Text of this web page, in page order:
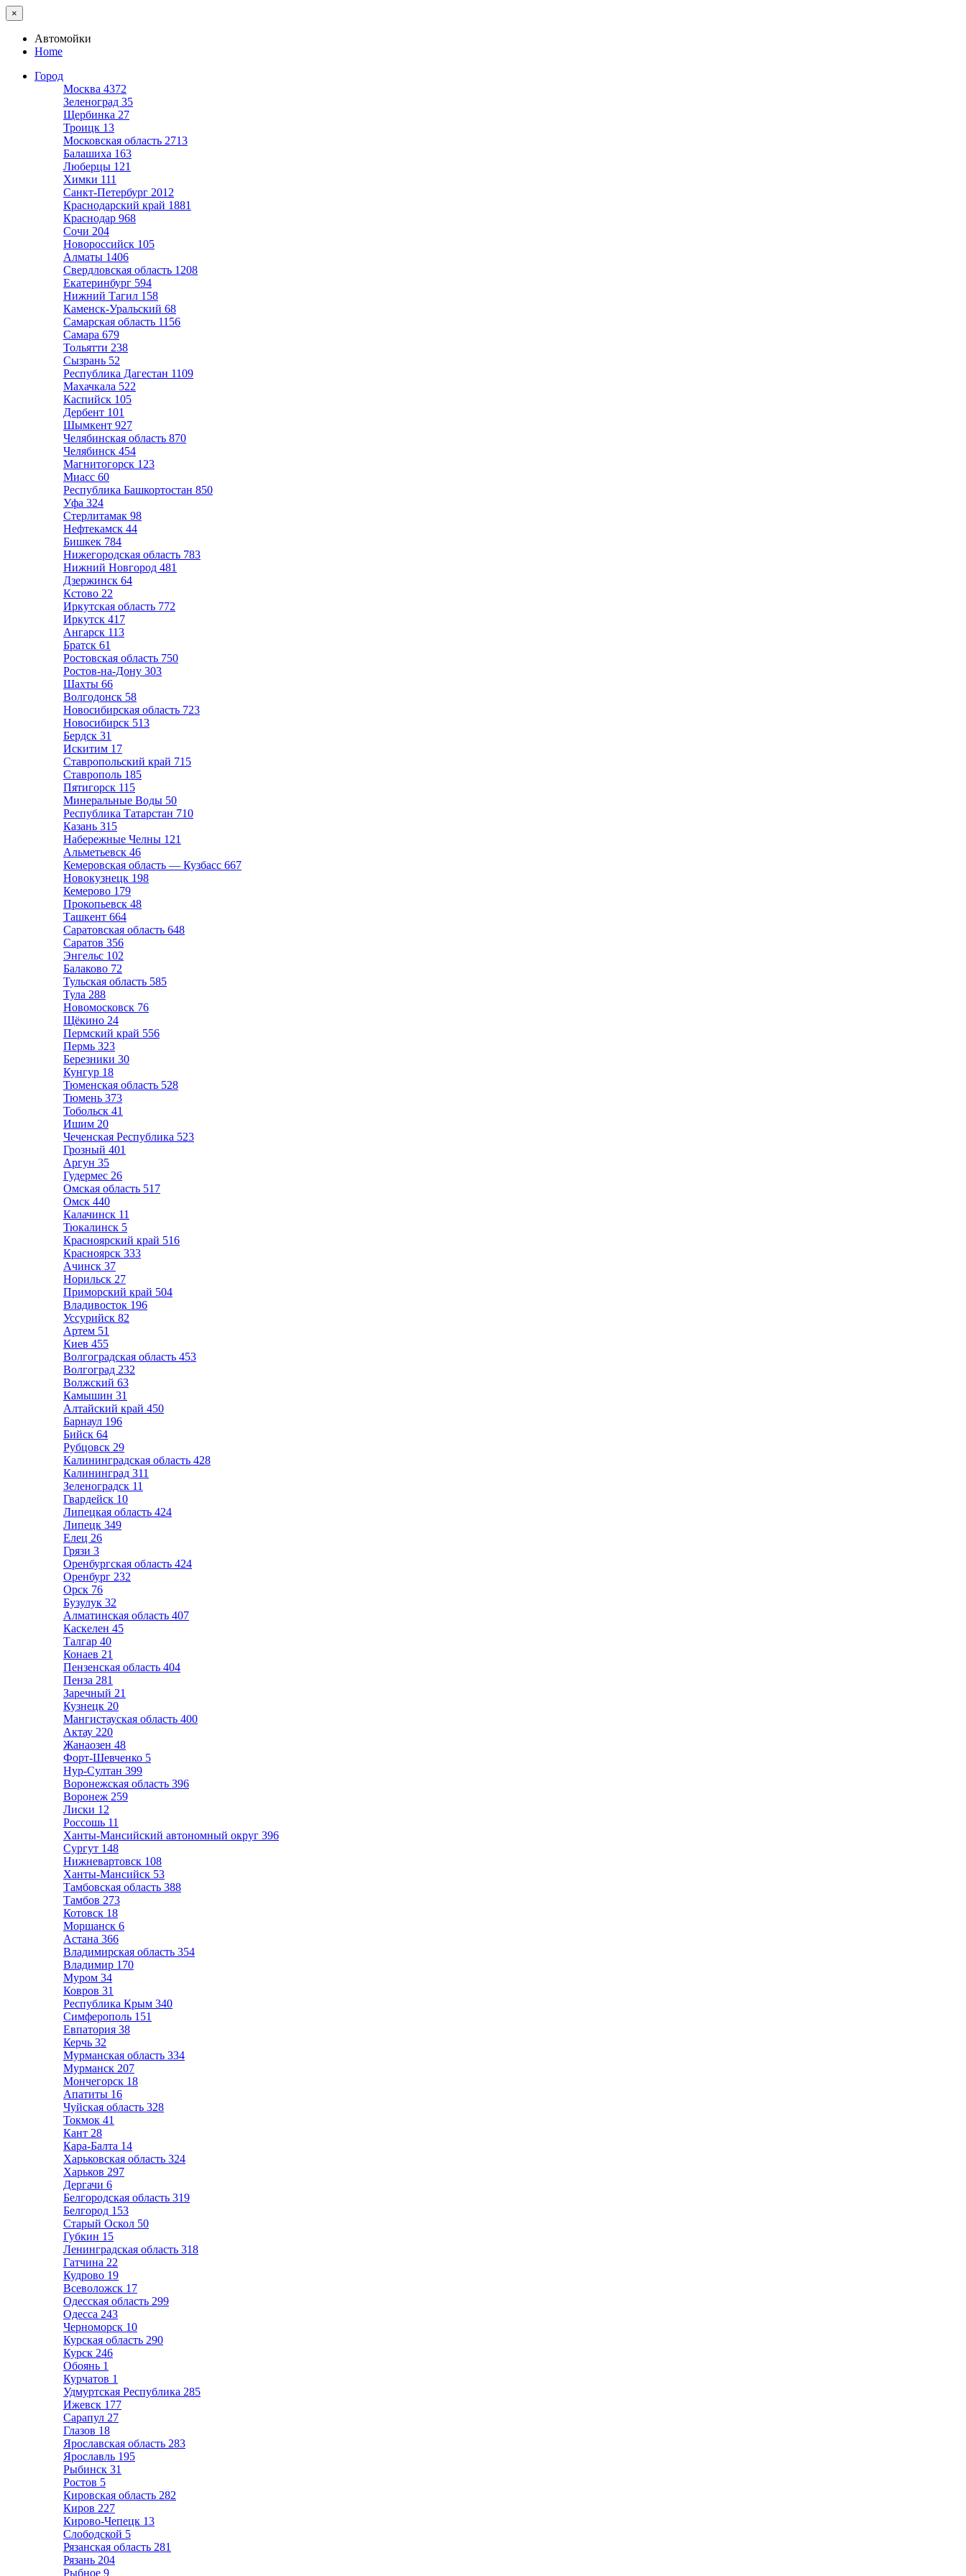
×
Автомойки
Home
Город
Москва 4372
Зеленоград 35
Щербинка 27
Троицк 13
Московская область 2713
Балашиха 163
Люберцы 121
Химки 111
Санкт-Петербург 2012
Краснодарский край 1881
Краснодар 968
Сочи 204
Новороссийск 105
Алматы 1406
Свердловская область 1208
Екатеринбург 594
Нижний Тагил 158
Каменск-Уральский 68
Самарская область 1156
Самара 679
Тольятти 238
Сызрань 52
Республика Дагестан 1109
Махачкала 522
Каспийск 105
Дербент 101
Шымкент 927
Челябинская область 870
Челябинск 454
Магнитогорск 123
Миасс 60
Республика Башкортостан 850
Уфа 324
Стерлитамак 98
Нефтекамск 44
Бишкек 784
Нижегородская область 783
Нижний Новгород 481
Дзержинск 64
Кстово 22
Иркутская область 772
Иркутск 417
Ангарск 113
Братск 61
Ростовская область 750
Ростов-на-Дону 303
Шахты 66
Волгодонск 58
Новосибирская область 723
Новосибирск 513
Бердск 31
Искитим 17
Ставропольский край 715
Ставрополь 185
Пятигорск 115
Минеральные Воды 50
Республика Татарстан 710
Казань 315
Набережные Челны 121
Альметьевск 46
Кемеровская область — Кузбасс 667
Новокузнецк 198
Кемерово 179
Прокопьевск 48
Ташкент 664
Саратовская область 648
Саратов 356
Энгельс 102
Балаково 72
Тульская область 585
Тула 288
Новомосковск 76
Щёкино 24
Пермский край 556
Пермь 323
Березники 30
Кунгур 18
Тюменская область 528
Тюмень 373
Тобольск 41
Ишим 20
Чеченская Республика 523
Грозный 401
Аргун 35
Гудермес 26
Омская область 517
Омск 440
Калачинск 11
Тюкалинск 5
Красноярский край 516
Красноярск 333
Ачинск 37
Норильск 27
Приморский край 504
Владивосток 196
Уссурийск 82
Артем 51
Киев 455
Волгоградская область 453
Волгоград 232
Волжский 63
Камышин 31
Алтайский край 450
Барнаул 196
Бийск 64
Рубцовск 29
Калининградская область 428
Калининград 311
Зеленоградск 11
Гвардейск 10
Липецкая область 424
Липецк 349
Елец 26
Грязи 3
Оренбургская область 424
Оренбург 232
Орск 76
Бузулук 32
Алматинская область 407
Каскелен 45
Талгар 40
Конаев 21
Пензенская область 404
Пенза 281
Заречный 21
Кузнецк 20
Мангистауская область 400
Актау 220
Жанаозен 48
Форт-Шевченко 5
Нур-Султан 399
Воронежская область 396
Воронеж 259
Лиски 12
Россошь 11
Ханты-Мансийский автономный округ 396
Сургут 148
Нижневартовск 108
Ханты-Мансийск 53
Тамбовская область 388
Тамбов 273
Котовск 18
Моршанск 6
Астана 366
Владимирская область 354
Владимир 170
Муром 34
Ковров 31
Республика Крым 340
Симферополь 151
Евпатория 38
Керчь 32
Мурманская область 334
Мурманск 207
Мончегорск 18
Апатиты 16
Чуйская область 328
Токмок 41
Кант 28
Кара-Балта 14
Харьковская область 324
Харьков 297
Дергачи 6
Белгородская область 319
Белгород 153
Старый Оскол 50
Губкин 15
Ленинградская область 318
Гатчина 22
Кудрово 19
Всеволожск 17
Одесская область 299
Одесса 243
Черноморск 10
Курская область 290
Курск 246
Обоянь 1
Курчатов 1
Удмуртская Республика 285
Ижевск 177
Сарапул 27
Глазов 18
Ярославская область 283
Ярославль 195
Рыбинск 31
Ростов 5
Кировская область 282
Киров 227
Кирово-Чепецк 13
Слободской 5
Рязанская область 281
Рязань 204
Рыбное 9